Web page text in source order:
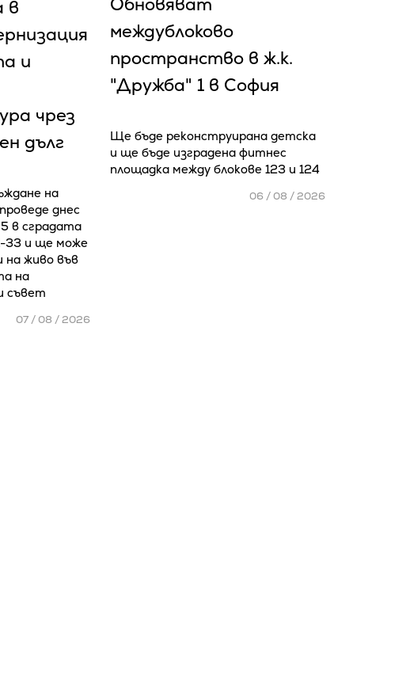
в
и
чрез
дълг
на
днес
в сградата
33 и ще може
на живо във
на
съвет
07 / 08 / 2026
междублоково
пространство в ж.к.
"Дружба" 1 в София
Ще бъде реконструирана детска
и ще бъде изградена фитнес
площадка между блокове 123 и 124
06 / 08 / 2026